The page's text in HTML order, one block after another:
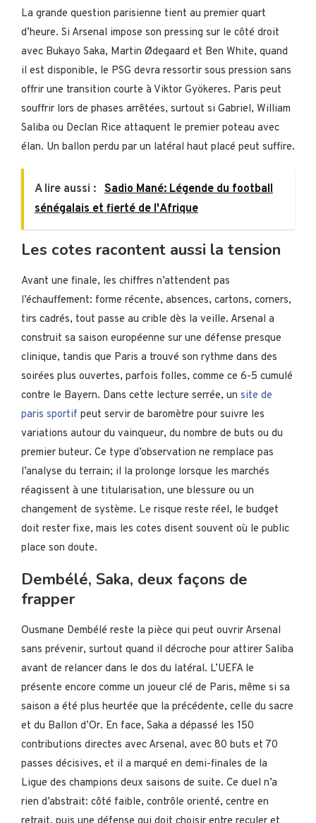
La grande question parisienne tient au premier quart
d’heure. Si Arsenal impose son pressing sur le côté droit
avec Bukayo Saka, Martin Ødegaard et Ben White, quand
il est disponible, le PSG devra ressortir sous pression sans
offrir une transition courte à Viktor Gyökeres. Paris peut
souffrir lors de phases arrêtées, surtout si Gabriel, William
Saliba ou Declan Rice attaquent le premier poteau avec
élan. Un ballon perdu par un latéral haut placé peut suffire.
A lire aussi : Sadio Mané: Légende du football
sénégalais et fierté de l'Afrique
Les cotes racontent aussi la tension
Avant une finale, les chiffres n’attendent pas
l’échauffement: forme récente, absences, cartons, corners,
tirs cadrés, tout passe au crible dès la veille. Arsenal a
construit sa saison européenne sur une défense presque
clinique, tandis que Paris a trouvé son rythme dans des
soirées plus ouvertes, parfois folles, comme ce 6-5 cumulé
contre le Bayern. Dans cette lecture serrée, un site de
paris sportif peut servir de baromètre pour suivre les
variations autour du vainqueur, du nombre de buts ou du
premier buteur. Ce type d’observation ne remplace pas
l’analyse du terrain; il la prolonge lorsque les marchés
réagissent à une titularisation, une blessure ou un
changement de système. Le risque reste réel, le budget
doit rester fixe, mais les cotes disent souvent où le public
place son doute.
Dembélé, Saka, deux façons de
frapper
Ousmane Dembélé reste la pièce qui peut ouvrir Arsenal
sans prévenir, surtout quand il décroche pour attirer Saliba
avant de relancer dans le dos du latéral. L’UEFA le
présente encore comme un joueur clé de Paris, même si sa
saison a été plus heurtée que la précédente, celle du sacre
et du Ballon d’Or. En face, Saka a dépassé les 150
contributions directes avec Arsenal, avec 80 buts et 70
passes décisives, et il a marqué en demi-finales de la
Ligue des champions deux saisons de suite. Ce duel n’a
rien d’abstrait: côté faible, contrôle orienté, centre en